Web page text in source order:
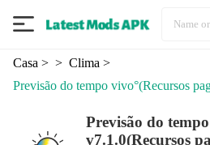
Casa > > Clima >
Previsão do tempo vivo°(Recursos
Previsão do
v7.1.0(Recursos